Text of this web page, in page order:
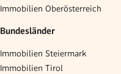
Immobilien Oberösterreich
Bundesländer
Immobilien Steiermark
Immobilien Tirol